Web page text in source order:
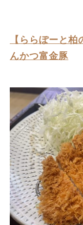
【ららぽーと
んかつ富金豚